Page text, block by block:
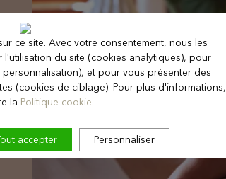
ce site. Avec votre consentement, nous les
du site (cookies analytiques), pour
et pour vous présenter des
(cookies de ciblage). Pour plus d'informations,
la Politique cookie.
accepter Personnaliser